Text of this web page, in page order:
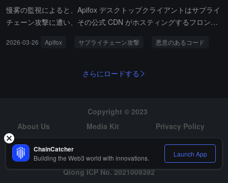
合、デフォルトで従来のトークンを優先して使用するため、攻撃者
はOIDCを突破することなく公開を完了できました。
慢雾の監視によると、Apifox デスクトップクライアントはサプライ
チェーン攻撃に遭い、その公式 CDN がホスティングするフロント
cript コードが注入されました。影響を受けたユーザーは、認証情報
に直面する可能性があり、悪意のあるコードは自動的に実行され、
ログインしてセッションを無効にし、*.apifox.it.com ドメインをブ
を確認することを推奨しています。
2026-03-26 Apifox サプライチェーン攻撃 悪意のあるコード
さらにロードする
Copyright © 2023
About Us
Media Kit
Privacy Policy
Risk Warning
Hiring
Qiong ICP No. 2021009392
ChainCatcher
Building the Web3 world with innovations. Launch App